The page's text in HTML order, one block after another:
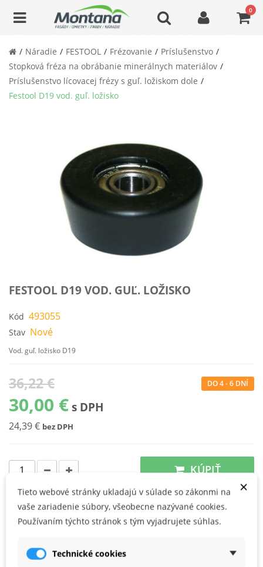
0
Náradie FESTOOL Frézovanie
Príslušenstvo
Stopková fréza na obrábanie minerálnych materiálov
Príslušenstvo lícovacej frézy s guľ. ložiskom dole
Festool D19 vod. guľ. ložisko
FESTOOL D19 VOD. GUĽ. LOŽISKO
Kód 493055
Stav Nové
Vod. guľ. ložisko D19
36,22 €
30,00 € s DPH
24,39 € bez DPH
DO 4 - 6 DNÍ
KÚPIŤ
Používateľské prednosti
×
Tieto webové stránky ukladajú v súlade so zákonmi na
vaše zariadenie súbory, všeobecne nazývané cookies.
Používaním týchto stránok s tým vyjadrujete súhlas.
Technické cookies